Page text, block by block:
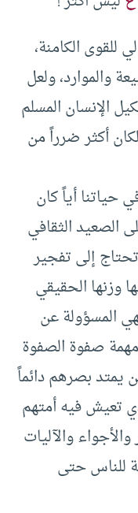
للقوى الكامنة،
والموارد، ولعل
الإنسان المسلم
أكثر ضرراً من
حياتنا أياً كان
الصعيد الثقافي
إلى تفجير
الحقيقي
المسؤولة عن
صفوة الصفوة
يمتد بصرهم دائماً
تعيش فيه أمتهم
والآليات
للناس حتى